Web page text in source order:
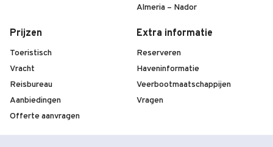
Almeria – Nador
Prijzen
Toeristisch
Vracht
Reisbureau
Aanbiedingen
Offerte aanvragen
Extra informatie
Reserveren
Haveninformatie
Veerbootmaatschappijen
Vragen